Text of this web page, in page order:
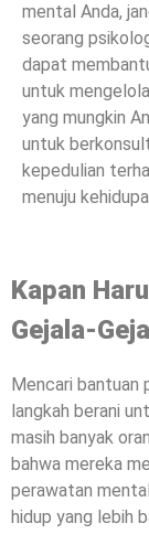
mental Anda,
seorang
dapat
untuk
yang mungkin
untuk
kepedulian
menuju
Kapan
Gejala-
Mencari bantuan
langkah berani
masih banyak
bahwa mereka
perawatan
hidup yang lebih